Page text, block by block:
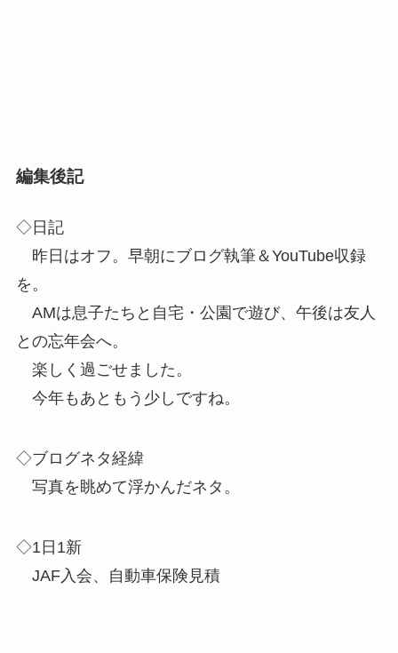
編集後記
◇日記
昨日はオフ。早朝にブログ執筆＆YouTube収録
を。
AMは息子たちと自宅・公園で遊び、午後は友人
との忘年会へ。
楽しく過ごせました。
今年もあともう少しですね。
◇ブログネタ経緯
写真を眺めて浮かんだネタ。
◇1日1新
JAF入会、自動車保険見積